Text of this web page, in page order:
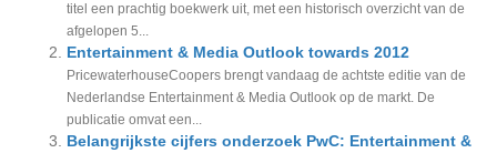
titel een prachtig boekwerk uit, met een historisch overzicht van de
afgelopen 5...
Entertainment & Media Outlook towards 2012
PricewaterhouseCoopers brengt vandaag de achtste editie van de
Nederlandse Entertainment & Media Outlook op de markt. De
publicatie omvat een...
Belangrijkste cijfers onderzoek PwC: Entertainment &